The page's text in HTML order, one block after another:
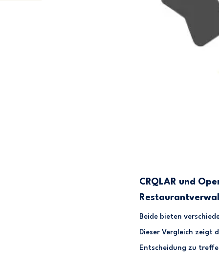
CRQLAR und
Beide bieten
Dieser Vergleich zeigt
Entscheidung zu